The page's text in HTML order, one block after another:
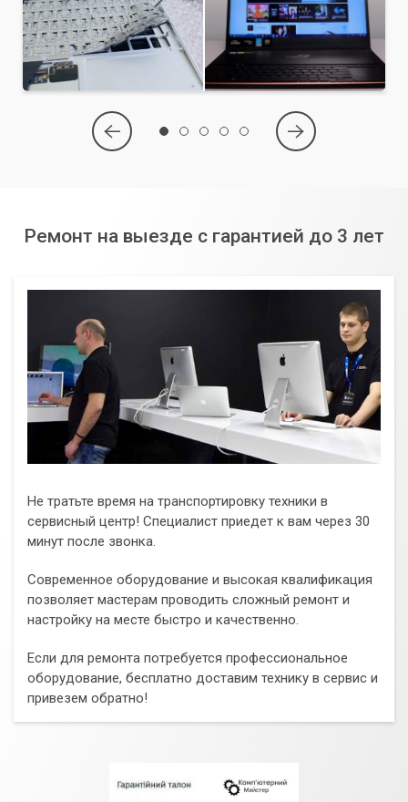
Ремонт на выезде с гарантией до 3 лет
Не тратьте время на транспортировку техники в
сервисный центр! Специалист приедет к вам через 30
минут после звонка.
Современное оборудование и высокая квалификация
позволяет мастерам проводить сложный ремонт и
настройку на месте быстро и качественно.
Если для ремонта потребуется профессиональное
оборудование, бесплатно доставим технику в сервис и
привезем обратно!